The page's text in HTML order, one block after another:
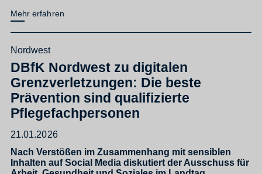
Mehr erfahren
Nordwest
DBfK Nordwest zu digitalen
Grenzverletzungen: Die beste
Prävention sind qualifizierte
Pflegefachpersonen
21.01.2026
Nach Verstößen im Zusammenhang mit sensiblen
Inhalten auf Social Media diskutiert der Ausschuss für